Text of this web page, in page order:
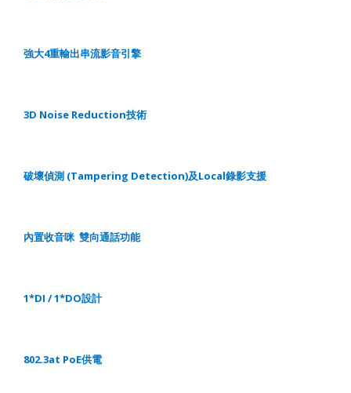
強大4重輸出串流影音引擎
3D Noise Reduction技術
破壞偵測 (Tampering Detection)及Local錄影支援
內置收音咪 雙向通話功能
1*DI / 1*DO設計
802.3at PoE供電